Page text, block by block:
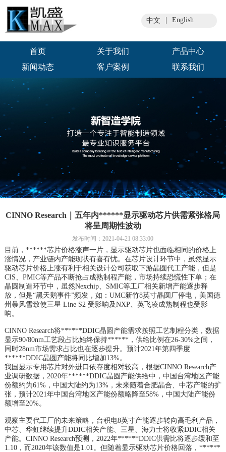
中文 English
首页 关于我们
产品中心
新闻动态
客户案例 联系我们
CINNO Research｜五年内******显示驱动芯片供需紧张格局
将呈周期性波动
发布时间：2021-04-21 08:33:00
目前，******芯片价格涨声一片，显示驱动芯片也面临相同的价格上
涨情况，产业链内产能现状有喜有忧。在芯片设计环节中，虽然显示
驱动芯片价格上涨有利于相关设计公司获取下游晶圆代工产能，但是
CIS、PMIC等产品不断抢占成熟制程产能，市场持续恐慌性下单；在
晶圆制造环节中，虽然Nexchip、SMIC等工厂相关新增产能逐步释
放，但是“黑天鹅事件”频发，如：UMC新竹8英寸晶圆厂停电，美国德
州暴风雪致使三星 Line S2 受影响及NXP、英飞凌成熟制程也受影
响。
CINNO Research将******DDIC晶圆产能需求按照工艺制程分类，数据
显示90/80nm工艺段占比始终保持******，供给比例在26-30%之间，
同时28nm市场需求占比也在逐步提升。预计2021年第四季度
******DDIC晶圆产能将同比增加13%。
我国显示专用芯片对外进口依存度相对较高，根据CINNO Research产
业调研数据，2020年******DDIC晶圆产能供给中，中国台湾地区产能
份额约为61%，中国大陆约为13%，未来随着合肥晶合、中芯产能的扩
张，预计2021年中国台湾地区产能份额略降至58%，中国大陆产能份
额增至20%。
观察主要代工厂的未来策略，台积电8英寸产能逐步转向高毛利产品，
中芯、华虹继续提升DDIC相关产能、三星、海力士将收紧DDIC相关
产能。CINNO Research预测，2022年******DDIC供需比将逐步缓和至
1.10，而2020年该数值是1.01。但随着显示驱动芯片价格回落，******